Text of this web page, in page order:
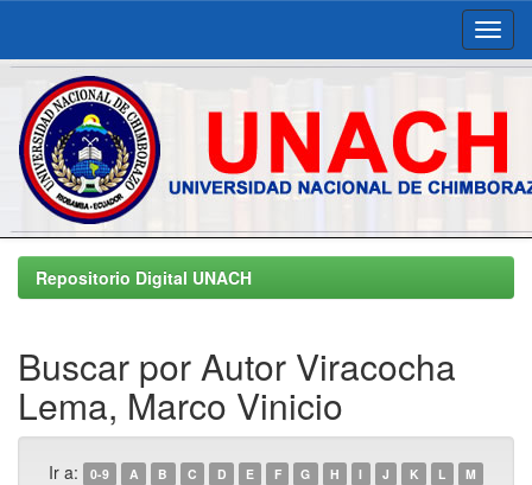
Skip
navigationRepositorio Digital UNACH
Buscar por Autor Viracocha
Lema, Marco Vinicio
Ir a: 0-9 A B C D E F G H I J K L
M